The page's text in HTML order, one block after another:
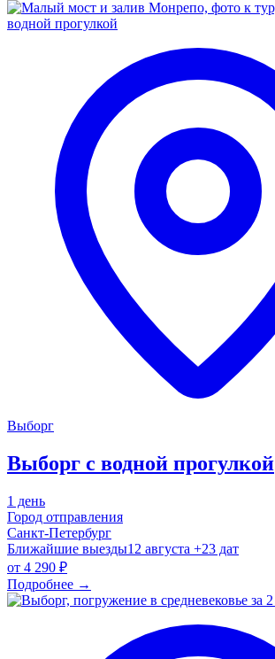
Выборг
Выборг с водной прогулкой
1 день
Город отправления
Санкт-Петербург
Ближайшие выезды12 августа +23 дат
от 4 290 ₽
Подробнее →